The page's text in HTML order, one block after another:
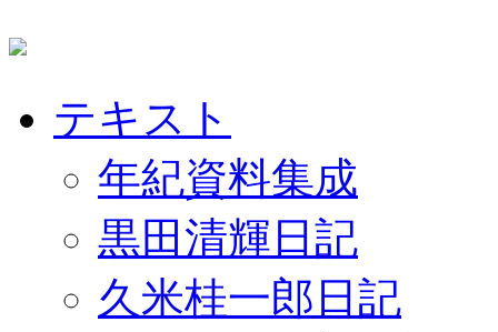
テキスト
年紀資料集成
黒田清輝日記
久米桂一郎日記